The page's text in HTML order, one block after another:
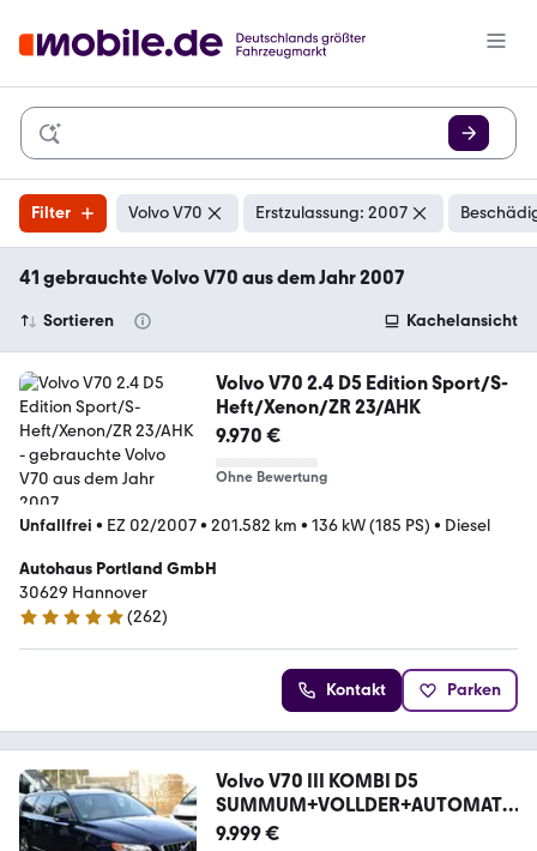
Filter Volvo V70 Erstzulassung: 2007
41 gebrauchte Volvo V70 aus dem Jahr 2007
Sortieren Kachelansicht
Volvo V70 2.4 D5 Edition Sport/S-
Heft/Xenon/ZR 23/AHK
9.970 €
Ohne Bewertung
Unfallfrei • EZ 02/2007• 201.582 km • 136 kW (185 PS) • Diesel
Autohaus Portland GmbH
30629 Hannover
4.8 Sterne
(262)
Kontakt Parken
Volvo V70 III KOMBI D5
SUMMUM+VOLLDER+AUTOMATI
K+EURO4
9.999 €